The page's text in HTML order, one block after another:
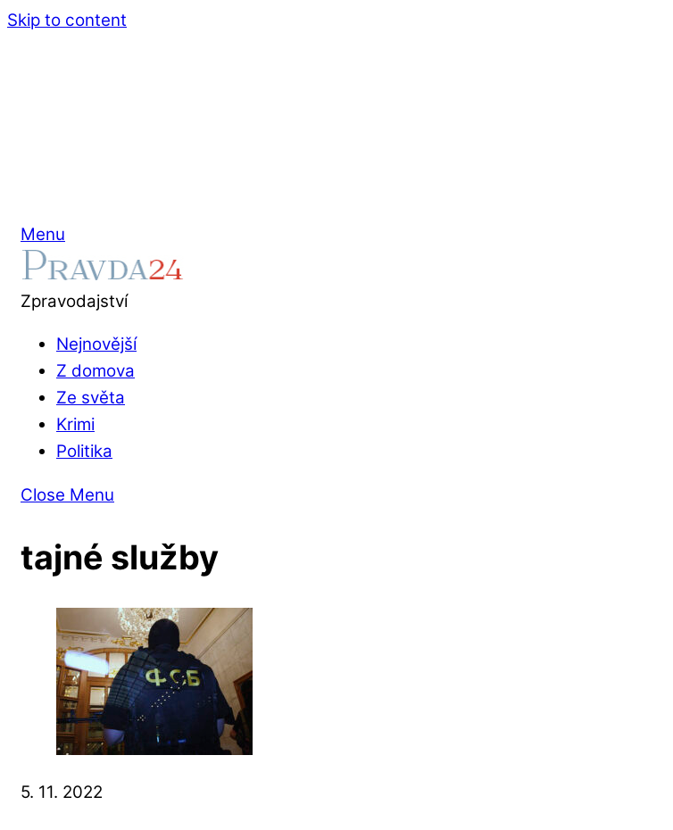
Skip to content
Menu
Zpravodajství
Nejnovější
Z domova
Ze světa
Krimi
Politika
Close Menu
tajné služby
5. 11. 2022